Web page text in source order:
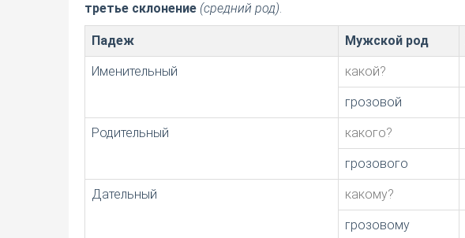
третье склонение (средний род).
Падеж Мужской род
Именительный какой?
грозовой
Родительный какого?
грозового
Дательный какому?
грозовому